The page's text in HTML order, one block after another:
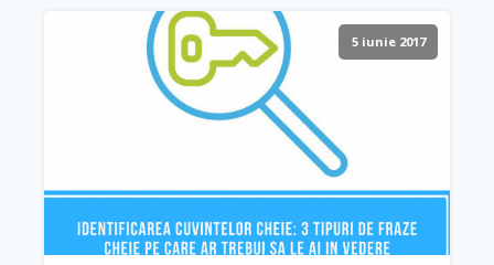
5 iunie 2017